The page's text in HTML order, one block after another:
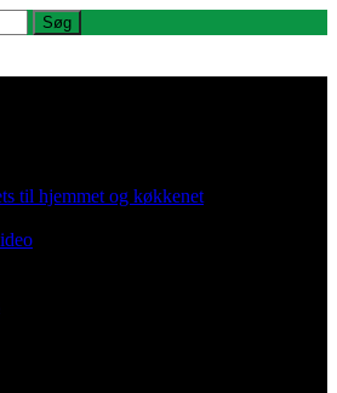
til hjemmet og køkkenet